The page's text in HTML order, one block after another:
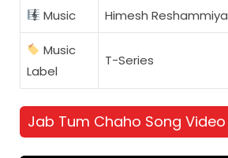
Music Himesh Reshammiya
Music
Label
T-Series
Jab Tum Chaho Song Video